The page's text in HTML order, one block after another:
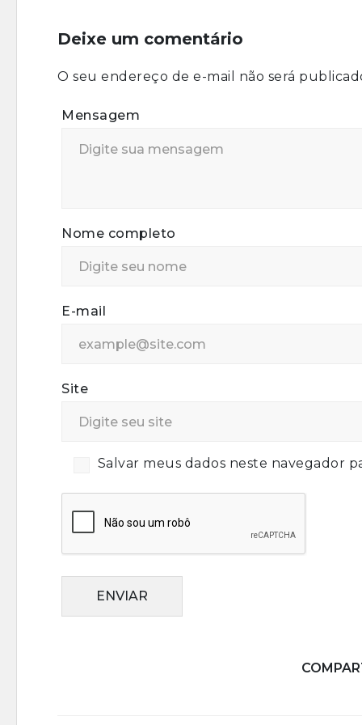
Deixe um comentário
O seu endereço de e-mail não será
Mensagem
Nome completo
E-mail
Site
Salvar meus dados neste navegador
ENVIAR